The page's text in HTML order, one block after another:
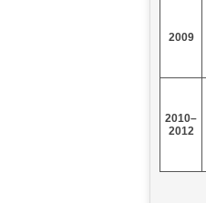
2009
2010–
2012